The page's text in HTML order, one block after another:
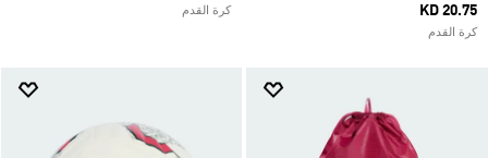
KD 20.75
كرة القدم
كرة القدم